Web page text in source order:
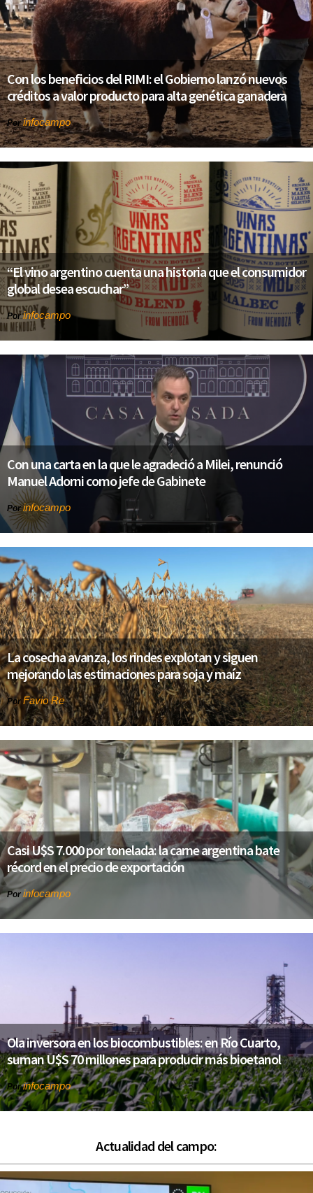
Con los beneficios del RIMI: el Gobierno lanzó nuevos
créditos a valor producto para alta genética ganadera
Porinfocampo
“El vino argentino cuenta una historia que el consumidor
global desea escuchar”
Porinfocampo
Con una carta en la que le agradeció a Milei, renunció
Manuel Adorni como jefe de Gabinete
Porinfocampo
La cosecha avanza, los rindes explotan y siguen
mejorando las estimaciones para soja y maíz
Por Favio Re
Casi U$S 7.000 por tonelada: la carne argentina bate
récord en el precio de exportación
Por infocampo
Ola inversora en los biocombustibles: en Río Cuarto,
suman U$S 70 millones para producir más bioetanol
Porinfocampo
Actualidad del campo: